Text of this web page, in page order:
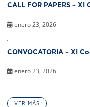
CALL FOR PAPERS –
enero 23, 2026
CONVOCATORIA – XI
enero 23, 2026
VER MÁS